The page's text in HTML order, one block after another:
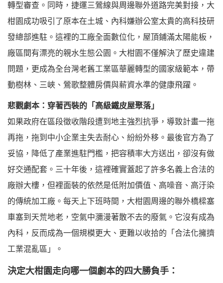
轉型審查。同時，捷運三鶯線與周邊聯外道路完美對接，大
柑園成功吸引了原本在土城、內科嫌辦公室太貴的高科技研
發總部進駐。這裡的工廠全面數位化，屋頂鋪滿太陽能板，
廠區間有漂亮的親水生態公園。大柑園不僅解決了歷史違建
問題，更成為全台灣老舊工業區華麗轉型的國家級範本，帶
動樹林、三峽、鶯歌整體房價與薪資水準的健康飛躍。
悲觀劇本：穿著西裝的「高級鐵皮屋聚落」
如果政府在區段徵收階段遭到地主強烈抗爭，導致計畫一拖
再拖，拖到中小企業主失去耐心、紛紛外移。最後官方為了
妥協，降低了產業進駐門檻，把容積率大方送出，卻沒有做
好交通配套。三十年後，這裡確實蓋起了許多名義上合法的
廠辦大樓，但裡面裝的依然是低附加價值、高噪音、高汙染
的傳統加工廠。每天上下班時間，大柑園周邊的聯外橋樑塞
車塞到天荒地老，空氣中瀰漫著散不去的廢氣。它沒有成為
內科，反而成為一個規模更大、更難以收拾的「合法化擁擠
工業混亂區」。
決定大柑園走向哪一個劇本的四大勝負手：